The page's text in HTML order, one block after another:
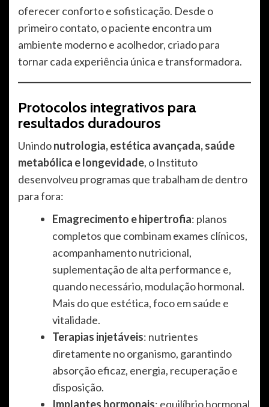
oferecer conforto e sofisticação. Desde o
primeiro contato, o paciente encontra um
ambiente moderno e acolhedor, criado para
tornar cada experiência única e transformadora.
Protocolos integrativos para
resultados duradouros
Unindonutrologia, estética avançada, saúde
metabólica e longevidade, o Instituto
desenvolveu programas que trabalham de dentro
para fora:
Emagrecimento e hipertrofia: planos
completos que combinam exames clínicos,
acompanhamento nutricional,
suplementação de alta performance e,
quando necessário, modulação hormonal.
Mais do que estética, foco em saúde e
vitalidade.
Terapias injetáveis: nutrientes
diretamente no organismo, garantindo
absorção eficaz, energia, recuperação e
disposição.
Implantes hormonais: equilíbrio hormonal